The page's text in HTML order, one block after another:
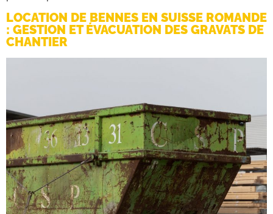
LOCATION DE BENNES EN SUISSE ROMANDE
: GESTION ET ÉVACUATION DES GRAVATS DE
CHANTIER